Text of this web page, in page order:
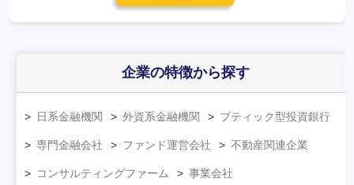
企業の特徴から探す
日系金融機関 外資系金融機関 ブティック型投資銀行
専門金融会社 ファンド運営会社 不動産関連企業
コンサルティングファーム 事業会社